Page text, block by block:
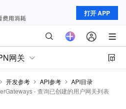
打开 APP
网关
开发参考 API参考
API目录
- 查询已创建的用户网关列表